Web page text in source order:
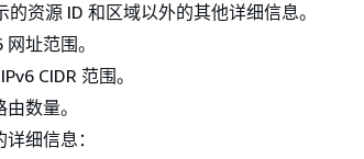
资源 ID 和区域以外的其他详细信息。
址范围。
CIDR 范围。
数量。
细信息：